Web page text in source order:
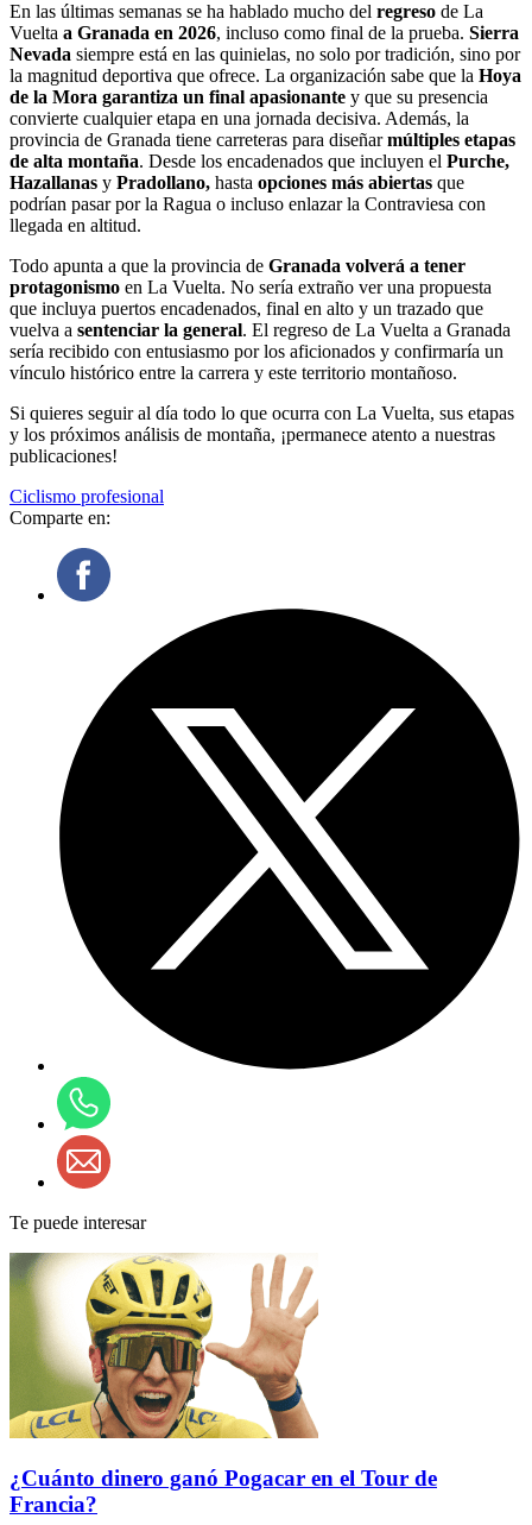
En las últimas semanas se ha hablado mucho del regreso de La
Vuelta a Granada en 2026, incluso como final de la prueba. Sierra
Nevada siempre está en las quinielas, no solo por tradición, sino por
la magnitud deportiva que ofrece. La organización sabe que la Hoya
de la Mora garantiza un final apasionante y que su presencia
convierte cualquier etapa en una jornada decisiva. Además, la
provincia de Granada tiene carreteras para diseñarmúltiples etapas
de alta montaña. Desde los encadenados que incluyen el Purche,
Hazallanas y Pradollano, hasta opciones más abiertas que
podrían pasar por la Ragua o incluso enlazar la Contraviesa con
llegada en altitud.
Todo apunta a que la provincia de Granada volverá a tener
protagonismo en La Vuelta. No sería extraño ver una propuesta
que incluya puertos encadenados, final en alto y un trazado que
vuelva a sentenciar la general. El regreso de La Vuelta a Granada
sería recibido con entusiasmo por los aficionados y confirmaría un
vínculo histórico entre la carrera y este territorio montañoso.
Si quieres seguir al día todo lo que ocurra con La Vuelta, sus etapas
y los próximos análisis de montaña, ¡permanece atento a nuestras
publicaciones!
Ciclismo profesional
Comparte en:
Te puede interesar
¿Cuánto dinero ganó Pogacar en el Tour de
Francia?